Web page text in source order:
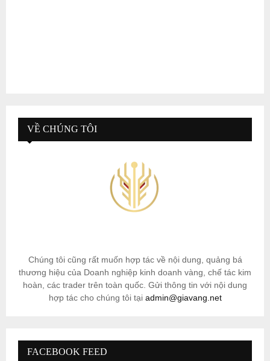
VỀ CHÚNG TÔI
Chúng tôi cũng rất muốn hợp tác về nội dung, quảng bá
thương hiệu của Doanh nghiệp kinh doanh vàng, chế tác kim
hoàn, các trader trên toàn quốc. Gửi thông tin với nội dung
hợp tác cho chúng tôi tại admin@giavang.net
FACEBOOK FEED